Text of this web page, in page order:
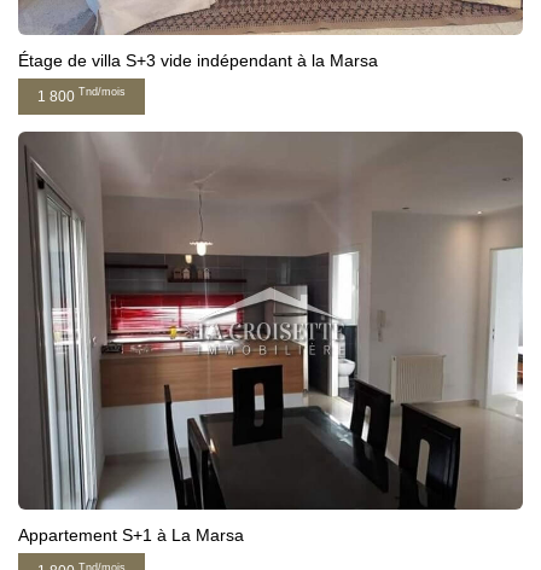
Étage de villa S+3 vide indépendant à la Marsa
1 800 Tnd/mois
Appartement S+1 à La Marsa
Tnd/mois